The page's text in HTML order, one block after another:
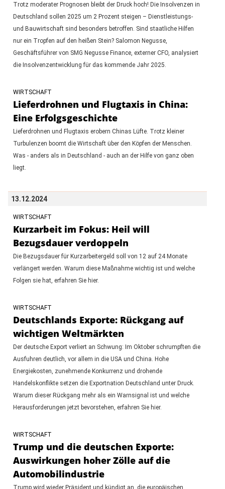
Trotz moderater Prognosen bleibt der Druck hoch! Die Insolvenzen in
Deutschland sollen 2025 um 2 Prozent steigen – Dienstleistungs-
und Bauwirtschaft sind besonders betroffen. Sind staatliche Hilfen
nur ein Tropfen auf den heißen Stein? Salomon Negusse,
Geschäftsführer von SMG Negusse Finance, externer CFO, analysiert
die Insolvenzentwicklung für das kommende Jahr 2025.
WIRTSCHAFT
Lieferdrohnen und Flugtaxis in China:
Eine Erfolgsgeschichte
Lieferdrohnen und Flugtaxis erobern Chinas Lüfte. Trotz kleiner
Turbulenzen boomt die Wirtschaft über den Köpfen der Menschen.
Was - anders als in Deutschland - auch an der Hilfe von ganz oben
liegt.
13.12.2024
WIRTSCHAFT
Kurzarbeit im Fokus: Heil will
Bezugsdauer verdoppeln
Die Bezugsdauer für Kurzarbeitergeld soll von 12 auf 24 Monate
verlängert werden. Warum diese Maßnahme wichtig ist und welche
Folgen sie hat, erfahren Sie hier.
WIRTSCHAFT
Deutschlands Exporte: Rückgang auf
wichtigen Weltmärkten
Der deutsche Export verliert an Schwung: Im Oktober schrumpften die
Ausfuhren deutlich, vor allem in die USA und China. Hohe
Energiekosten, zunehmende Konkurrenz und drohende
Handelskonflikte setzen die Exportnation Deutschland unter Druck.
Warum dieser Rückgang mehr als ein Warnsignal ist und welche
Herausforderungen jetzt bevorstehen, erfahren Sie hier.
WIRTSCHAFT
Trump und die deutschen Exporte:
Auswirkungen hoher Zölle auf die
Automobilindustrie
Trump wird wieder Präsident und kündigt an, die europäischen